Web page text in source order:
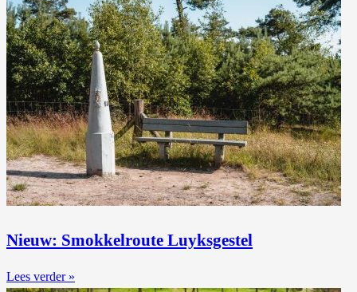
Nieuw: Smokkelroute Luyksgestel
Lees verder »